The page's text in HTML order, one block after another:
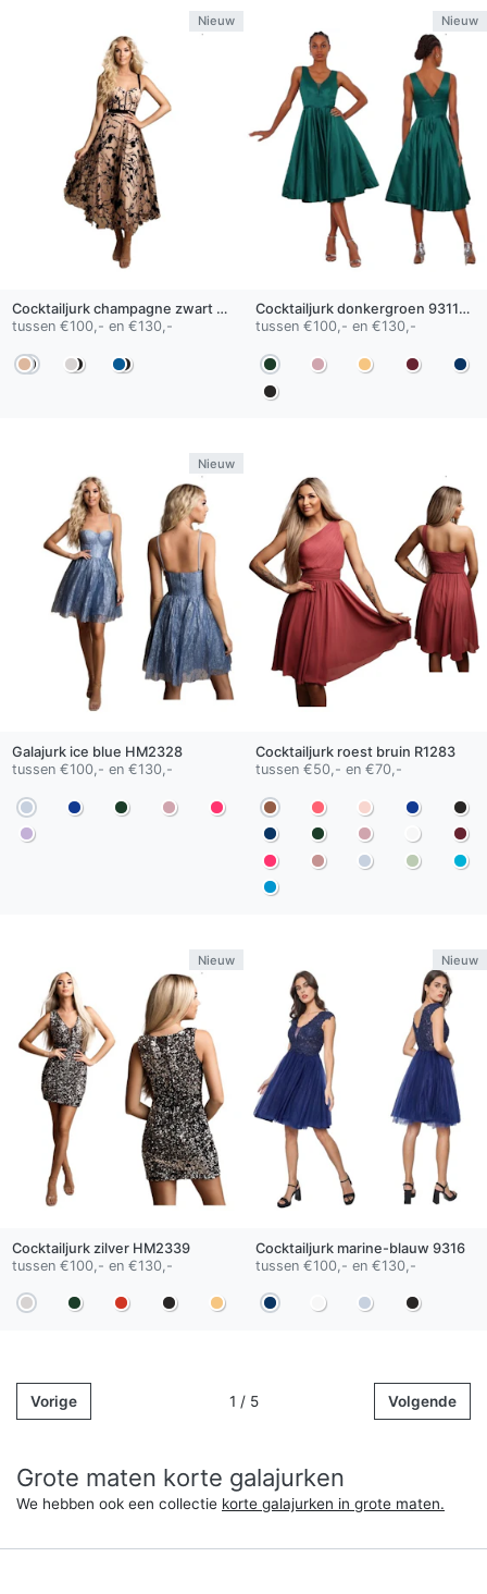
Nieuw
Cocktailjurk champagne zwartHM2325
tussen €100,- en €130,-
Nieuw
Cocktailjurk donkergroen 9311SS
tussen €100,- en €130,-
Nieuw
Galajurk ice blue HM2328
tussen €100,- en €130,-
Cocktailjurk roest bruin R1283
tussen €50,- en €70,-
Nieuw
Cocktailjurk zilverHM2339
tussen €100,- en €130,-
Nieuw
Cocktailjurk marine-blauw 9316
tussen €100,- en €130,-
Vorige 1 / 5 Volgende
Grote maten korte galajurken
We hebben ook een collectie korte galajurken in grote maten.